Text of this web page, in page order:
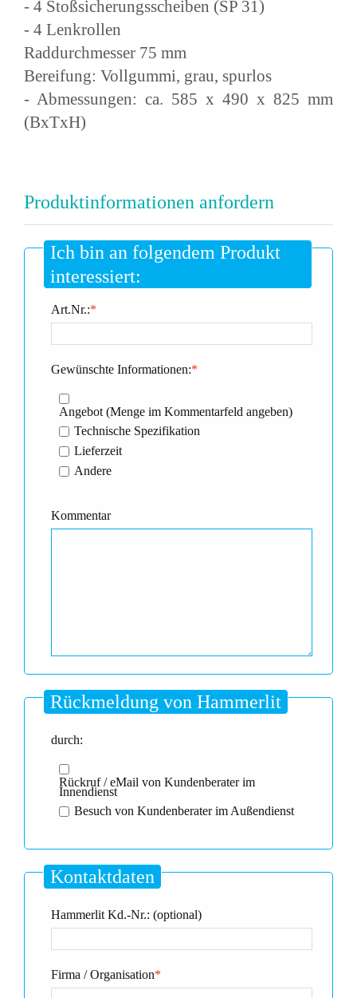
- 4 Stoßsicherungsscheiben (SP 31)
- 4 Lenkrollen
Raddurchmesser 75 mm
Bereifung: Vollgummi, grau, spurlos
- Abmessungen: ca. 585 x 490 x 825 mm
(BxTxH)
Produktinformationen anfordern
Ich bin an folgendem Produkt
interessiert:
*
Art.Nr.:
*
Gewünschte Informationen:
Angebot (Menge im Kommentarfeld angeben)
Technische Spezifikation
Lieferzeit
Andere
Kommentar
Rückmeldung von Hammerlit
durch:
Rückruf / eMail von Kundenberater im
Innendienst
Besuch von Kundenberater im Außendienst
Kontaktdaten
Hammerlit Kd.-Nr.: (optional)
*
Firma / Organisation